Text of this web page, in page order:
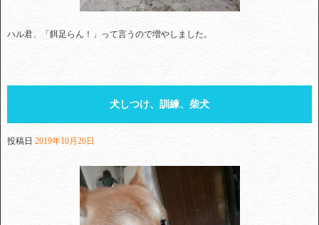
ハル君、「餌足らん！」って言うので増やしました。
犬しつけ、訓練、柴犬
投稿日 2019年10月26日